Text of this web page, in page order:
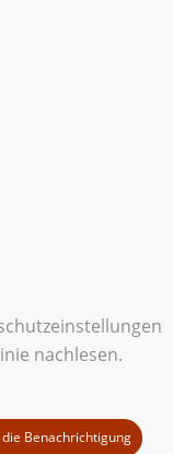
nachlesen.
Benachrichtigung